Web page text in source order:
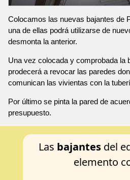
Colocamos las nuevas bajantes de
una de ellas podrá utilizarse de
desmonta la anterior.
Una vez colocada y comprobada la
prodecerá a revocar las paredes
comunican las vivientas con la
Por último se pinta la pared de
presupuesto.
Las bajantesdel
elemento